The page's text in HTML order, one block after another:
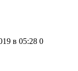
в 05:28 0